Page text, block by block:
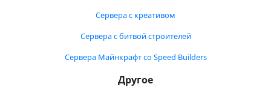
Сервера с креативом
Сервера с битвой строителей
Сервера Майнкрафт со Speed Builders
Другое